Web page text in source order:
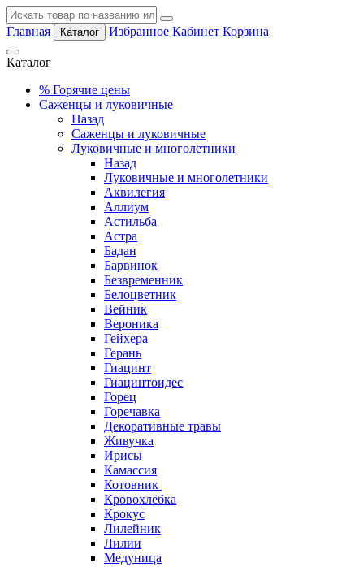
Главная Каталог Избранное Кабинет Корзина
Каталог
% Горячие цены
Саженцы и луковичные
Назад
Саженцы и луковичные
Луковичные и многолетники
Назад
Луковичные и многолетники
Аквилегия
Аллиум
Астильба
Астра
Бадан
Барвинок
Безвременник
Белоцветник
Вейник
Вероника
Гейхера
Герань
Гиацинт
Гиацинтоидес
Горец
Горечавка
Декоративные травы
Живучка
Ирисы
Камассия
Котовник
Кровохлёбка
Крокус
Лилейник
Лилии
Медуница